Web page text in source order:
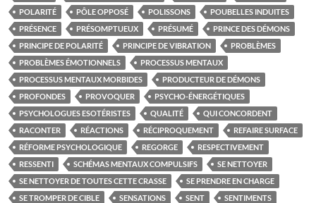
POLARITÉ
PÔLE OPPOSÉ POLISSONS
POUBELLES INDUITES
PRÉSENCE
PRÉSOMPTUEUX PRÉSUMÉ
PRINCE DES DÉMONS
PRINCIPE DE POLARITÉ
PRINCIPE DE VIBRATION
PROBLÈMES
PROBLÈMES ÉMOTIONNELS
PROCESSUS MENTAUX
PROCESSUS MENTAUX MORBIDES
PRODUCTEUR DE DÉMONS
PROFONDES
PROVOQUER
PSYCHO-ÉNERGÉTIQUES
PSYCHOLOGUES ESOTÉRISTES
QUALITÉ
QUI CONCORDENT
RACONTER
RÉACTIONS RÉCIPROQUEMENT
REFAIRE SURFACE
RÉFORME PSYCHOLOGIQUE
REGORGE
RESPECTIVEMENT
RESSENTI
SCHÉMAS MENTAUX COMPULSIFS
SE NETTOYER
SE NETTOYER DE TOUTES CETTE CRASSE
SE PRENDRE EN CHARGE
SE TROMPER DE CIBLE
SENSATIONS SENT
SENTIMENTS